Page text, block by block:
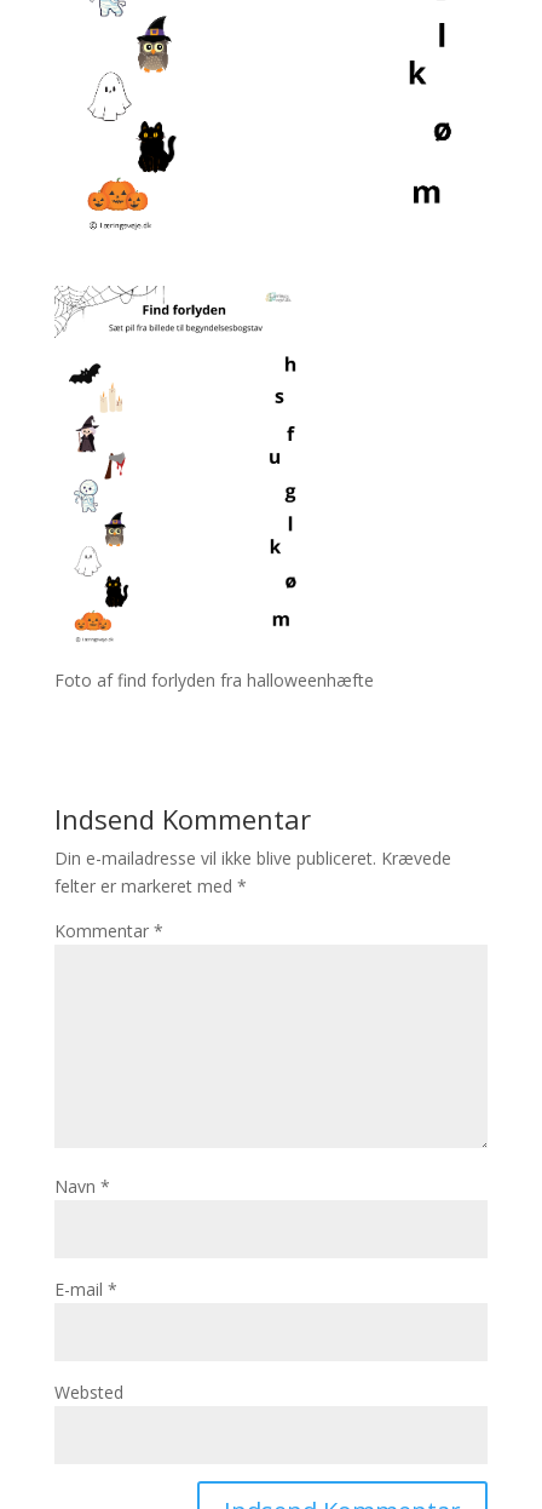
Foto af find forlyden fra halloweenhæfte
Indsend Kommentar
Din e-mailadresse vil ikke blive publiceret. Krævede
felter er markeret med *
Kommentar *
Navn *
E-mail *
Websted